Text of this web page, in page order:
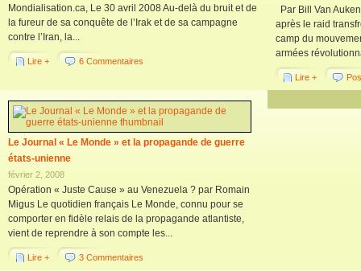
Mondialisation.ca, Le 30 avril 2008 Au-delà du bruit et de
la fureur de sa conquête de l’Irak et de sa campagne
contre l’Iran, la...
Lire + 6 Commentaires
Par Bill Van
après le raid
camp du
armées
Lire +
Le Journal « Le Monde » et la propagande de guerre
états-unienne
février 2, 2008
Opération « Juste Cause » au Venezuela ? par Romain
Migus Le quotidien français Le Monde, connu pour se
comporter en fidèle relais de la propagande atlantiste,
vient de reprendre à son compte les...
Lire + 3 Commentaires